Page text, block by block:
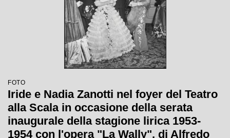
FOTO
Iride e Nadia Zanotti nel foyer del Teatro
alla Scala in occasione della serata
inaugurale della stagione lirica 1953-
1954 con l'opera "La Wally", di Alfredo